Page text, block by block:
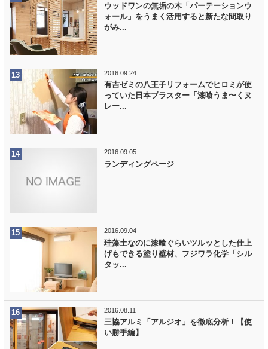
ウッドワンの無垢の木「パーテーションウ
ォール」をうまく活用すると新たな間取り
がみ...
2016.09.24
有吉ゼミの八王子リフォームでヒロミが使
っていた日本プラスター「漆喰うま〜くヌ
レー...
2016.09.05
ランディングページ
2016.09.04
珪藻土なのに漆喰ぐらいツルッとした仕上
げもできる塗り壁材、フジワラ化学「シル
タッ...
2016.08.11
三協アルミ「アルジオ」を徹底分析！【使
い勝手編】